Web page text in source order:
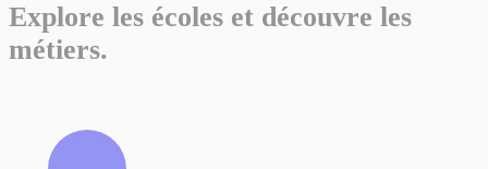
Explore les écoles et découvre les
métiers.